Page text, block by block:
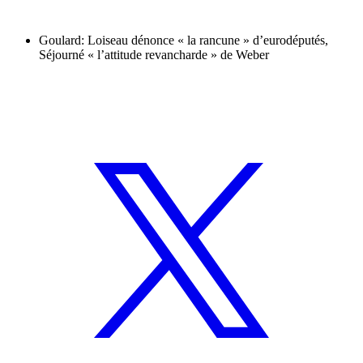
Goulard: Loiseau dénonce « la rancune » d’eurodéputés,
Séjourné « l’attitude revancharde » de Weber